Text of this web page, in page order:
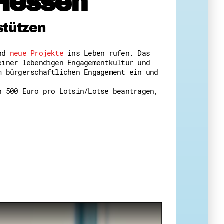
neue Projekteins Leben rufen. Das
lebendigen Engagementkultur und
Engagement ein und
500 Euro pro Lotsin/Lotse beantragen,